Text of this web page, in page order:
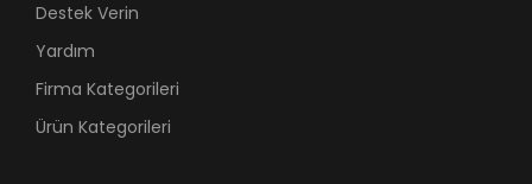
Destek Verin
Yardım
Firma Kategorileri
Ürün Kategorileri